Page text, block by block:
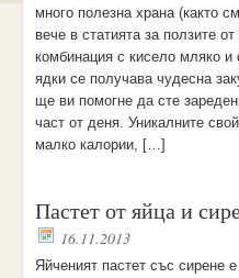
много полезна храна (както
вече в статията за ползите
комбинация с кисело мляко и
ядки се получава чудесна
ще ви помогне да сте
част от деня. Уникалните
малко калории, […]
Пастет от яйца и
16.11.2013
Яйченият пастет със сирене е